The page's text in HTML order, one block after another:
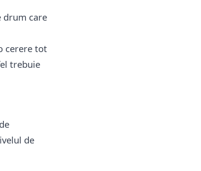
drum care
cerere tot
trebuie
de